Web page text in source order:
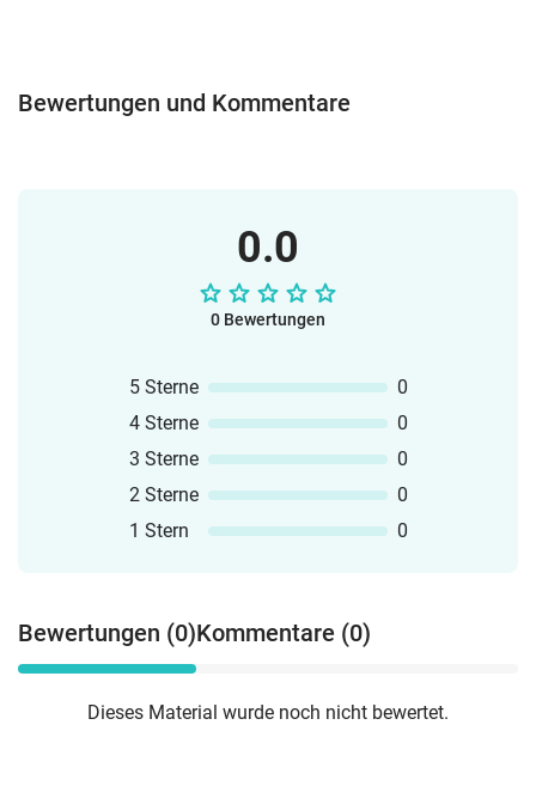
Bewertungen und Kommentare
0.0
0 Bewertungen
5 Sterne
0
4 Sterne
0
3 Sterne
0
2 Sterne
0
1 Stern
0
Bewertungen (0)Kommentare (0)
Dieses Material wurde noch nicht bewertet.